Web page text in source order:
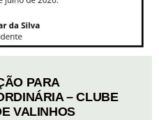
PARA
– CLUBE
VALINHOS